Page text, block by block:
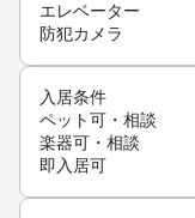
エレベーター
防犯カメラ
入居条件
ペット可・相談
楽器可・相談
即入居可